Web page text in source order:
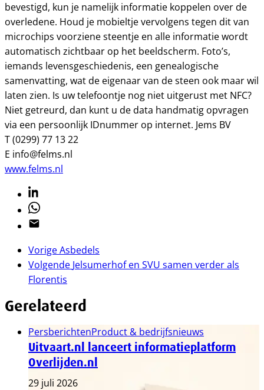
bevestigd, kun je namelijk informatie koppelen over de
overledene. Houd je mobieltje vervolgens tegen dit van
microchips voorziene steentje en alle informatie wordt
automatisch zichtbaar op het beeldscherm. Foto’s,
iemands levensgeschiedenis, een genealogische
samenvatting, wat de eigenaar van de steen ook maar wil
laten zien. Is uw telefoontje nog niet uitgerust met NFC?
Niet getreurd, dan kunt u de data handmatig opvragen
via een persoonlijk IDnummer op internet. Jems BV
T (0299) 77 13 22
E info@felms.nl
www.felms.nl
Linkedin
Whatsapp
Email
VorigeAsbedels
Volgende Jelsumerhof en SVU samen verder als
Florentis
Gerelateerd
PersberichtenProduct & bedrijfsnieuws
Uitvaart.nl lanceert informatieplatform
Overlijden.nl
29 juli 2026